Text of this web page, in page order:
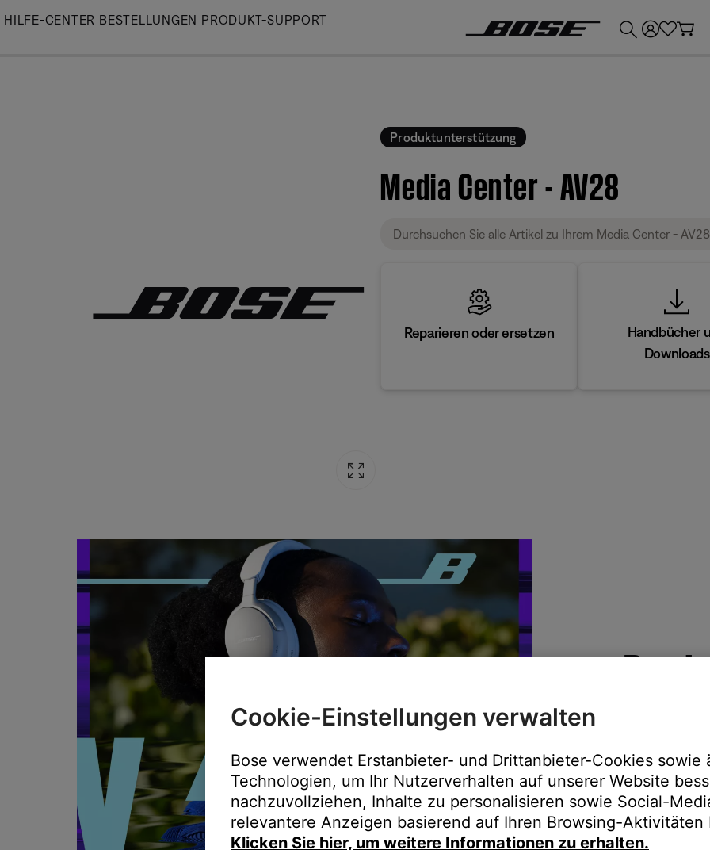
Skip
HILFE-CENTER BESTELLUNGEN PRODUKT-SUPPORT
Produktunterstützung
Media Center - AV28
Reparieren oder ersetzen
Handbücher
Downloads
Immer der
Upgrades,
Bestellungen
Cookie-Einstellungen verwalten
Bose verwendet Erstanbieter- und Drittanbieter-Cookies sowie
Technologien, um Ihr Nutzerverhalten auf unserer Website
nachzuvollziehen, Inhalte zu personalisieren sowie Social-
relevantere Anzeigen basierend auf Ihren Browsing-Aktivitäten
Klicken Sie hier, um weitere Informationen zu erhalten.